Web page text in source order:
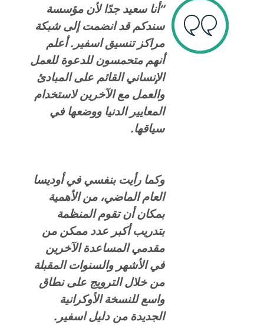
“أنا سعيد جدًا لأن مؤسسة
سندكم قد انضمت إلى شبكة
مراكز تنسيق اسفير. أعلم
أنهم متحمسون للدعوة للعمل
الإنساني القائم على المبادئ
والعمل مع الآخرين لاستخدام
المعايير الدنيا ووضعها في
سياقها.
وكما رأيت بنفسي في أوديسا
العام الماضي، من الأهمية
بمكان أن تقوم المنظمة
بتدريب أكبر عدد ممكن من
مقدمي المساعدة الآخرين
في الأشهر والسنوات المقبلة
من خلال الترويج على نطاق
واسع للنسخة الأوكرانية
الجديدة من دليل اسفير.